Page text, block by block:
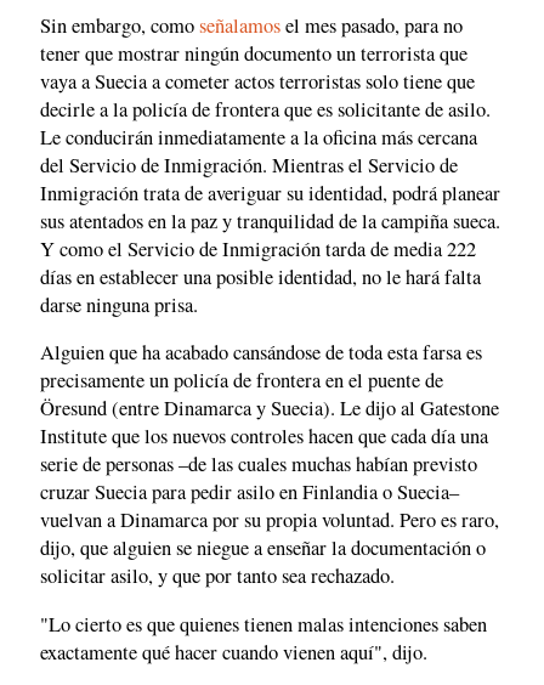
Sin embargo, comoseñalamosel mes pasado, para no
tener que mostrar ningún documento un terrorista que
vaya a Suecia a cometer actos terroristas solo tiene que
decirle a la policía de frontera que es solicitante de asilo.
Le conducirán inmediatamente a la oficina más cercana
del Servicio de Inmigración. Mientras el Servicio de
Inmigración trata de averiguar su identidad, podrá planear
sus atentados en la paz y tranquilidad de la campiña sueca.
Y como el Servicio de Inmigración tarda de media 222
días en establecer una posible identidad, no le hará falta
darse ninguna prisa.
Alguien que ha acabado cansándose de toda esta farsa es
precisamente un policía de frontera en el puente de
Öresund (entre Dinamarca y Suecia). Le dijo al Gatestone
Institute que los nuevos controles hacen que cada día una
serie de personas –de las cuales muchas habían previsto
cruzar Suecia para pedir asilo en Finlandia o Suecia–
vuelvan a Dinamarca por su propia voluntad. Pero es raro,
dijo, que alguien se niegue a enseñar la documentación o
solicitar asilo, y que por tanto sea rechazado.
"Lo cierto es que quienes tienen malas intenciones saben
exactamente qué hacer cuando vienen aquí", dijo.